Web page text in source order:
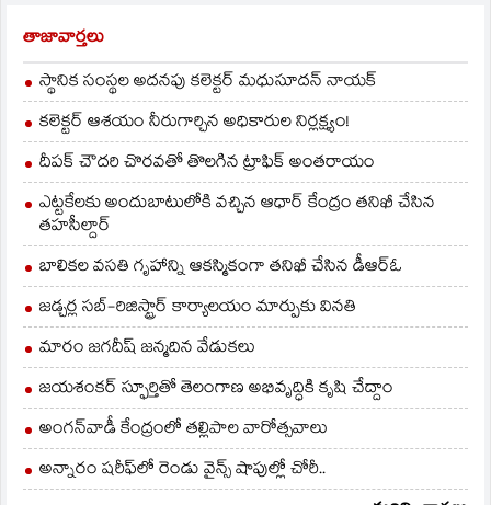
తాజావార్తలు
స్థానిక సంస్థల అదనపు కలెక్టర్ మధుసూదన్ నాయక్
కలెక్టర్ ఆశయం నీరుగార్చిన అధికారుల నిర్లక్ష్యం!
దీపక్ చౌదరి చొరవతో తొలగిన ట్రాఫిక్‌ అంతరాయం
ఎట్టకేలకు అందుబాటులోకి వచ్చిన ఆధార్ కేంద్రం తనిఖీ చేసిన
తహసీల్దార్
బాలికల వసతి గృహాన్ని ఆకస్మికంగా తనిఖీ చేసిన డీఆర్ఓ
జడ్చర్ల సబ్-రిజిస్ట్రార్ కార్యాలయం మార్పుకు వినతి
మారం జగదీష్ జన్మదిన వేడుకలు
జయశంకర్ స్ఫూర్తితో తెలంగాణ అభివృద్ధికి కృషి చేద్దాం
అంగన్‌వాడీ కేంద్రంలో తల్లిపాల వారోత్సవాలు
అన్నారం షరీఫ్‌లో రెండు వైన్స్ షాపుల్లో చోరీ..